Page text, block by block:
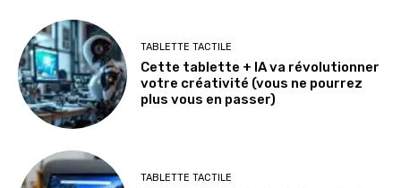
TABLETTE TACTILE
Cette tablette + IA va révolutionner
votre créativité (vous ne pourrez
plus vous en passer)
TABLETTE TACTILE